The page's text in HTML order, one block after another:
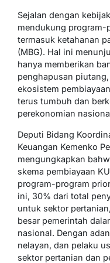
Sejalan dengan
mendukung program-
termasuk ketahanan
(MBG). Hal ini
hanya memberikan
penghapusan
ekosistem
terus tumbuh dan
perekonomian
Deputi Bidang
Keuangan Kemenko
mengungkapkan
skema pembiayaan
program-program
ini, 30% dari total
untuk sektor
besar pemerintah
nasional. Dengan
nelayan, dan pelaku
sektor pertanian dan